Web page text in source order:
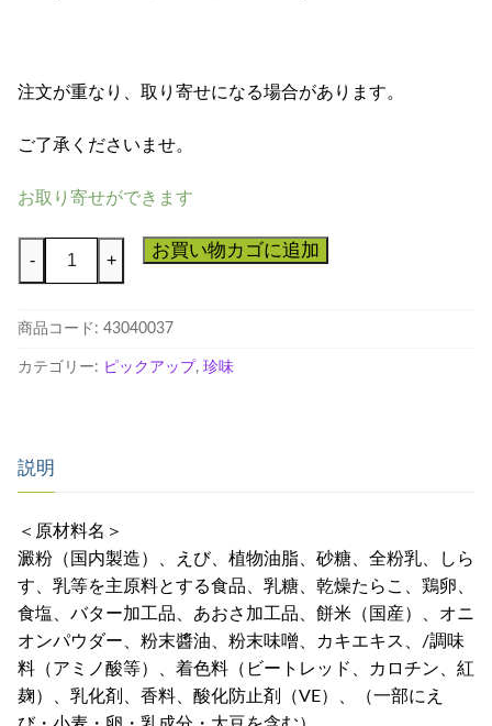
注文が重なり、取り寄せになる場合があります。
ご了承くださいませ。
お取り寄せができます
ん
べ
こ
ク
ー
ム
＆
し
ら
す
味
- + お買い物カゴに追加
商品コード: 43040037
カテゴリー: ピックアップ , 珍味
説明
＜原材料名＞
澱粉（国内製造）、えび、植物油脂、砂糖、全粉乳、しら
す、乳等を主原料とする食品、乳糖、乾燥たらこ、鶏卵、
食塩、バター加工品、あおさ加工品、餅米（国産）、オニ
オンパウダー、粉末醬油、粉末味噌、カキエキス、/調味
料（アミノ酸等）、着色料（ビートレッド、カロチン、紅
麹）、乳化剤、香料、酸化防止剤（VE）、（一部にえ